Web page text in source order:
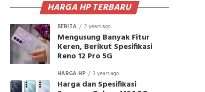
HARGA HP TERBARU
BERITA 2 years ago
Mengusung Banyak Fitur
Keren, Berikut Spesifikasi
Reno 12 Pro 5G
HARGA HP 3 years ago
Harga dan Spesifikasi